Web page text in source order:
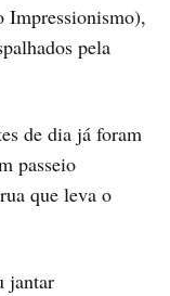
Impressionismo),
pela
de dia já foram
passeio
que leva o
jantar